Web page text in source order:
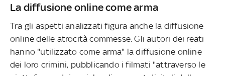
La diffusione online come arma
Tra gli aspetti analizzati figura anche la diffusione
online delle atrocità commesse. Gli autori dei reati
hanno "utilizzato come arma" la diffusione online
dei loro crimini, pubblicando i filmati "attraverso le